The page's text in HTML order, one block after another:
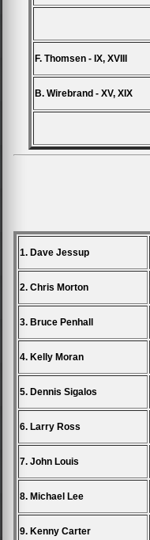
F. Thomsen - IX, XVIII
B. Wirebrand - XV, XIX
1. Dave Jessup
2. Chris Morton
3. Bruce Penhall
4. Kelly Moran
5. Dennis Sigalos
6. Larry Ross
7. John Louis
8. Michael Lee
9. Kenny Carter